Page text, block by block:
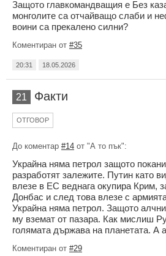
Защото главкомандващия е Без
монголите са отчайващо слаби и
воини са прекалено силни?
Коментиран от #35
20:31 18.05.2026
21 Факти
ОТГОВОР
До коментар #14 от "А то пък":
Украйна няма петрол защото
разработят залежите. Путин като
влезе в ЕС веднага окупира Крим,
Донбас и след това влезе с
Украйна няма петрол. Защото
му вземат от пазара. Как мислиш
голямата държава на планетата. А
Коментиран от #29